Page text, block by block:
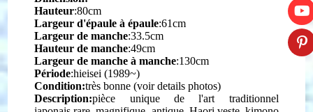
Hauteur:80cm
Largeur d'épaule à épaule:61cm
Largeur de manche:33.5cm
Hauteur de manche:49cm
Largeur de manche à manche:130cm
Période:hieisei (1989~)
Condition:très bonne (voir details photos)
Description:pièce unique de l'art traditionnel